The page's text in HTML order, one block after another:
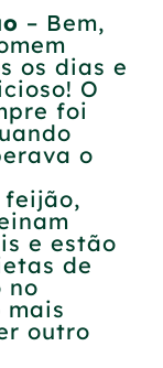
– Bem,
os dias e
O
foi
o
feijão,
e estão
de
no
mais
outro